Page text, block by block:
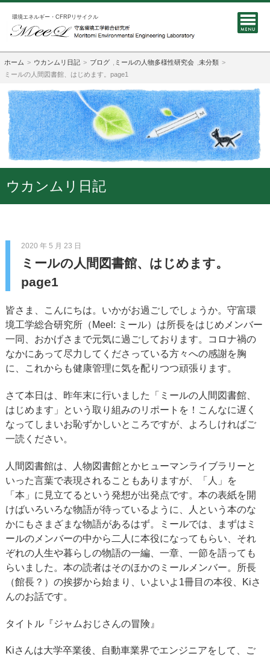
環境エネルギー・CFRPリサイクル
ホーム ウカンムリ日記 ブログ , ミールの人物多様性研究会 ,未分類
ミールの人間図書館、はじめます。page1
ウカンムリ日記
2020 年 5 月 23 日
ミールの人間図書館、はじめます。
page1
皆さま、こんにちは。いかがお過ごしでしょうか。守富環
境工学総合研究所（Meel: ミール）は所長をはじめメンバー
一同、おかげさまで元気に過ごしております。コロナ禍の
なかにあって尽力してくださっている方々への感謝を胸
に、これからも健康管理に気を配りつつ頑張ります。
さて本日は、昨年末に行いました「ミールの人間図書館、
はじめます」という取り組みのリポートを！こんなに遅く
なってしまいお恥ずかしいところですが、よろしければご
一読ください。
人間図書館は、人物図書館とかヒューマンライブラリーと
いった言葉で表現されることもありますが、「人」を
「本」に見立てるという発想が出発点です。本の表紙を開
けばいろいろな物語が待っているように、人という本のな
かにもさまざまな物語があるはず。ミールでは、まずはミ
ールのメンバーの中から二人に本役になってもらい、それ
ぞれの人生や暮らしの物語の一編、一章、一節を語っても
らいました。本の読者はそのほかのミールメンバー。所長
（館長？）の挨拶から始まり、いよいよ1冊目の本役、Kiさ
んのお話です。
タイトル『ジャムおじさんの冒険』
Kiさんは大学卒業後、自動車業界でエンジニアをして、ご